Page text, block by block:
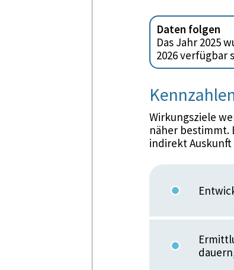
Daten folgen
Das Jahr 2025
2026 verfügbar
Wirkungsziele
näher bestimmt.
indirekt Auskunft